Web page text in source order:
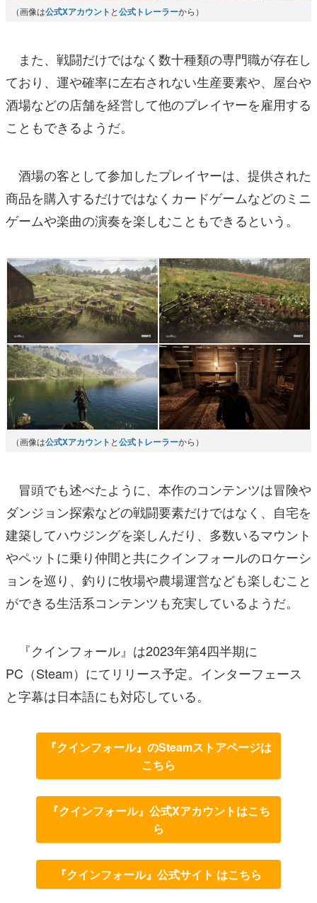
（画像は公式Xアカウント と公式トレーラーから）
また、戦闘だけではなく数十種類の専門職が存在し
ており、運や確率に左右されない生産要素や、屋台や
酒場などの店舗を経営して他のプレイヤーを雇用する
こともできるようだ。
酒場の客として参加したプレイヤーは、提供された
商品を購入するだけではなくカードゲームなどのミニ
ゲームや楽曲の演奏を楽しむこともできるという。
（画像は公式Xアカウント と公式トレーラーから）
冒頭でも述べたように、本作のコンテンツは冒険や
ダンジョン探索などの戦闘要素だけではなく、自宅を
建築してハウジングを楽しんだり、多数いるマウント
やペットに乗り仲間と共にクインフォールのロケーシ
ョンを巡り、釣りに牧場や農場運営なども楽しむこと
ができる生活系コンテンツも充実しているようだ。
『クインフォール』は2023年第4四半期に
PC（Steam）にてリリース予定。インターフェース
と字幕は日本語にも対応している。
『クインフォール』のSteamストアページは
こちら
『クインフォール』公式Xアカウントはこち
ら
『クインフォール』公式サイト はこちら